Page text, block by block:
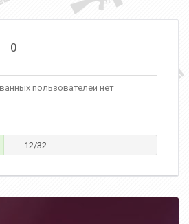
0
пользователей нет
12/32